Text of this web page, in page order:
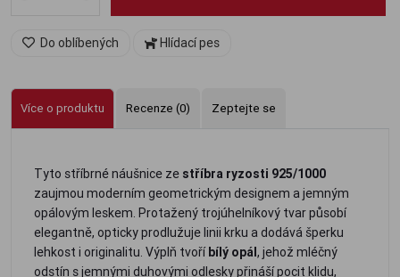
Do oblíbených Hlídací pes
Více o produktu Recenze (0) Zeptejte se
Tyto stříbrné náušnice ze stříbra ryzosti 925/1000
zaujmou moderním geometrickým designem a jemným
opálovým leskem. Protažený trojúhelníkový tvar působí
elegantně, opticky prodlužuje linii krku a dodává šperku
lehkost i originalitu. Výplň tvoříbílý opál, jehož mléčný
odstín s jemnými duhovými odlesky přináší pocit klidu,